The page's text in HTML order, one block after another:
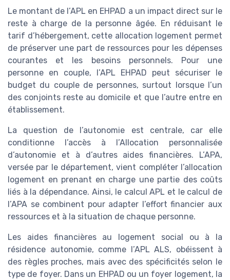
Le montant de l’APL en EHPAD a un impact direct sur le
reste à charge de la personne âgée. En réduisant le
tarif d’hébergement, cette allocation logement permet
de préserver une part de ressources pour les dépenses
courantes et les besoins personnels. Pour une
personne en couple, l’APL EHPAD peut sécuriser le
budget du couple de personnes, surtout lorsque l’un
des conjoints reste au domicile et que l’autre entre en
établissement.
La question de l’autonomie est centrale, car elle
conditionne l’accès à l’Allocation personnalisée
d’autonomie et à d’autres aides financières. L’APA,
versée par le département, vient compléter l’allocation
logement en prenant en charge une partie des coûts
liés à la dépendance. Ainsi, le calcul APL et le calcul de
l’APA se combinent pour adapter l’effort financier aux
ressources et à la situation de chaque personne.
Les aides financières au logement social ou à la
résidence autonomie, comme l’APL ALS, obéissent à
des règles proches, mais avec des spécificités selon le
type de foyer. Dans un EHPAD ou un foyer logement, la